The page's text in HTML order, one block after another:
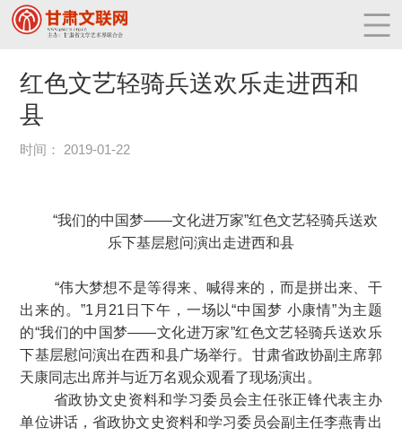
红色文艺轻骑兵送欢乐走进西和
县
时间： 2019-01-22
“我们的中国梦——文化进万家”红色文艺轻骑兵送欢
乐下基层慰问演出走进西和县
“伟大梦想不是等得来、喊得来的，而是拼出来、干
出来的。”1月21日下午，一场以“中国梦 小康情”为主题
的“我们的中国梦——文化进万家”红色文艺轻骑兵送欢乐
下基层慰问演出在西和县广场举行。甘肃省政协副主席郭
天康同志出席并与近万名观众观看了现场演出。
省政协文史资料和学习委员会主任张正锋代表主办
单位讲话，省政协文史资料和学习委员会副主任李燕青出